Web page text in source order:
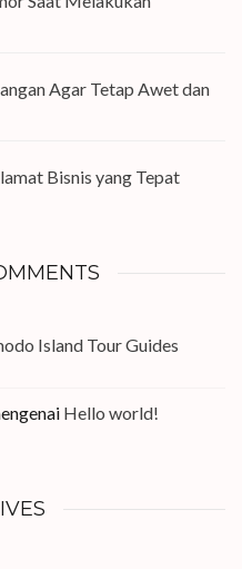
Agar Tetap Awet dan
Bisnis yang Tepat
Island Tour Guides
Hello world!